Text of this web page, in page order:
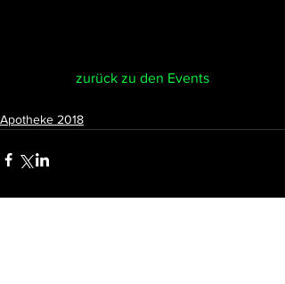
zurück zu den Events
Apotheke 2018